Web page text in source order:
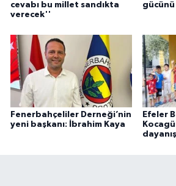
cevabı bu millet sandıkta
verecek''
Fenerbahçeliler Derneği’nin
yeni başkanı: İbrahim Kaya
Efeler